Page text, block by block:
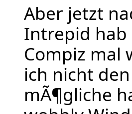
Aber jetzt
Intrepid hab
Compiz mal
ich nicht
mÃ¶gliche